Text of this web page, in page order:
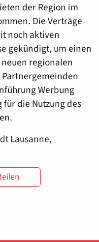
der Region im
Die Verträge
noch aktiven
gekündigt, um einen
regionalen
Werbung
die Nutzung des
Lausanne,